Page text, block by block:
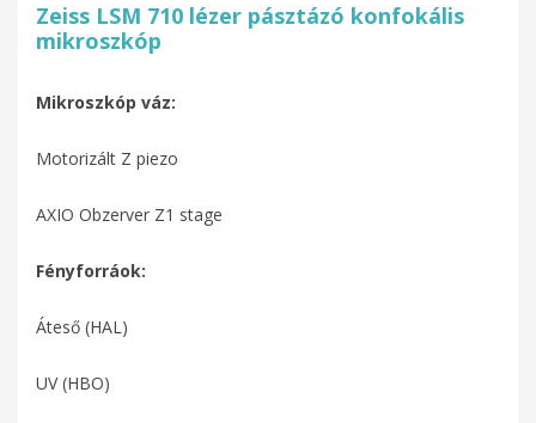
Zeiss LSM 710 lézer pásztázó konfokális
mikroszkóp
Mikroszkóp váz:
Motorizált Z piezo
AXIO Obzerver Z1 stage
Fényforráok:
Áteső (HAL)
UV (HBO)